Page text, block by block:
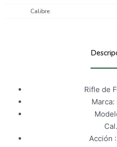
Calibre
Rifle de
Marca:
Acción :